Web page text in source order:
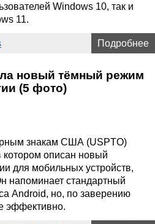
Windows 10, так и
11.
Подробнее
новый тёмный режим
(5 фото)
знакам США (USPTO)
котором описан новый
для мобильных устройств,
напоминает стандартный
Android, но, по заверению
эффективно.